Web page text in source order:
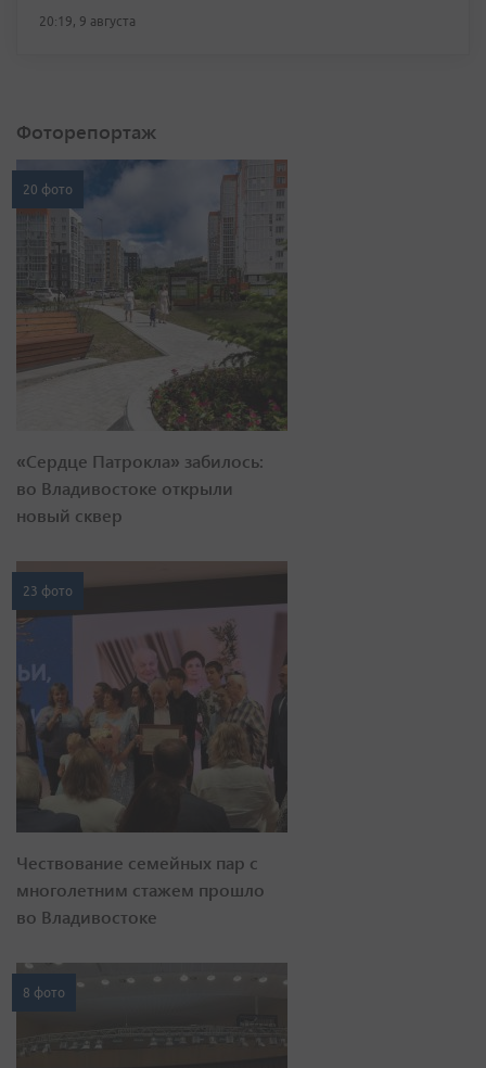
20:19, 9 августа
Фоторепортаж
20 фото
«Сердце Патрокла» забилось:
во Владивостоке открыли
новый сквер
23 фото
Чествование семейных пар с
многолетним стажем прошло
во Владивостоке
8 фото